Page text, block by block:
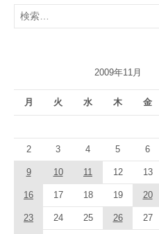
検
索:
2009年11月
月 火 水 木 金
2 3 4 5 6
9 10 11 12 13
16 17 18 19 20
23 24 25 26 27